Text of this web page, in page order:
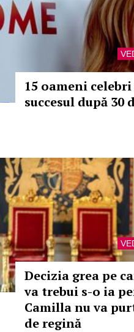
15 oameni
succesul după 30
Decizia grea pe
va trebui s-o ia
Camilla nu va
de regină